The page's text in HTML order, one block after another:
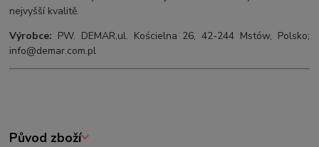
nejvyšší kvalitě.
Výrobce: PW. DEMAR,ul. Kościelna 26, 42-244 Mstów, Polsko;
info@demar.com.pl
Původ zboží